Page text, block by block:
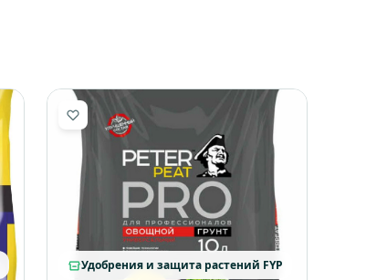
Удобрения и защита растений FYP